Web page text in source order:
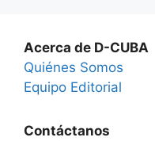
Acerca de D-CUBA
Quiénes Somos
Equipo Editorial
Contáctanos